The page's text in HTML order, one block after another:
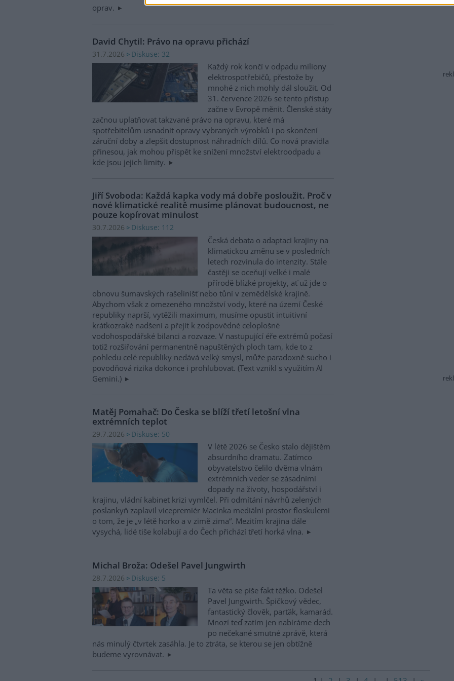
oprav.
David Chytil: Právo na opravu přichází
31.7.2026 Diskuse: 32
Každý rok končí v odpadu miliony
elektrospotřebičů, přestože by
mnohé z nich mohly dál sloužit. Od
31. července 2026 se tento přístup
začne v Evropě měnit. Členské státy
začnou uplatňovat takzvané právo na opravu, které má
spotřebitelům usnadnit opravy vybraných výrobků i po skončení
záruční doby a zlepšit dostupnost náhradních dílů. Co nová pravidla
přinesou, jak mohou přispět ke snížení množství elektroodpadu a
kde jsou jejich limity.
Jiří Svoboda: Každá kapka vody má dobře posloužit. Proč v
nové klimatické realitě musíme plánovat budoucnost, ne
pouze kopírovat minulost
30.7.2026 Diskuse: 112
Česká debata o adaptaci krajiny na
klimatickou změnu se v posledních
letech rozvinula do intenzity. Stále
častěji se oceňují velké i malé
přírodě blízké projekty, ať už jde o
obnovu šumavských rašelinišť nebo tůní v zemědělské krajině.
Abychom však z omezeného množství vody, které na území České
republiky naprší, vytěžili maximum, musíme opustit intuitivní
krátkozraké nadšení a přejít k zodpovědné celoplošné
vodohospodářské bilanci a rozvaze. V nastupující éře extrémů počasí
totiž rozšiřování permanentně napuštěných ploch tam, kde to z
pohledu celé republiky nedává velký smysl, může paradoxně sucho i
povodňová rizika dokonce i prohlubovat. (Text vznikl s využitím AI
Gemini.)
Matěj Pomahač: Do Česka se blíží třetí letošní vlna
extrémních teplot
29.7.2026 Diskuse: 50
V létě 2026 se Česko stalo dějištěm
absurdního dramatu. Zatímco
obyvatelstvo čelilo dvěma vlnám
extrémních veder se zásadními
dopady na životy, hospodářství i
krajinu, vládní kabinet krizi vymlčel. Při odmítání návrhů zelených
poslankyň zaplavil vicepremiér Macinka mediální prostor floskulemi
o tom, že je „v létě horko a v zimě zima“. Mezitím krajina dále
vysychá, lidé tiše kolabují a do Čech přichází třetí horká vlna.
Michal Broža: Odešel Pavel Jungwirth
28.7.2026 Diskuse: 5
Ta věta se píše fakt těžko. Odešel
Pavel Jungwirth. Špičkový vědec,
fantastický člověk, parťák, kamarád.
Mnozí teď zatím jen nabíráme dech
po nečekané smutné zprávě, která
nás minulý čtvrtek zasáhla. Je to ztráta, se kterou se jen obtížně
budeme vyrovnávat.